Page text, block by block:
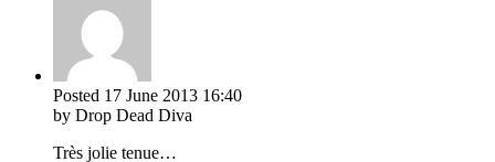
Posted 17 June 2013 16:40
by Drop Dead Diva
Très jolie tenue…